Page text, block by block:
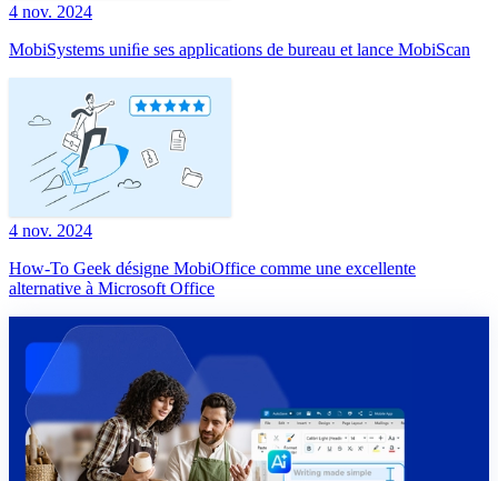
4 nov. 2024
MobiSystems uniﬁe ses applications de bureau et lance MobiScan
4 nov. 2024
How-To Geek désigne MobiOffice comme une excellente
alternative à Microsoft Office